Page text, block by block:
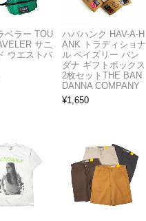
ベラー TOU
サニ
ウエストバ
ハバハンク HAV-A-H
ANK トラディショナ
ル ペイズリー バン
ダナ ギフトボックス
2枚セットTHE BAN
DANNA COMPANY
¥1,650